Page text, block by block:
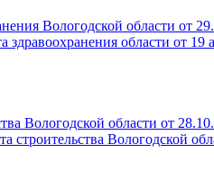
Вологодской области от
области от 19
Вологодской области от
Вологодской